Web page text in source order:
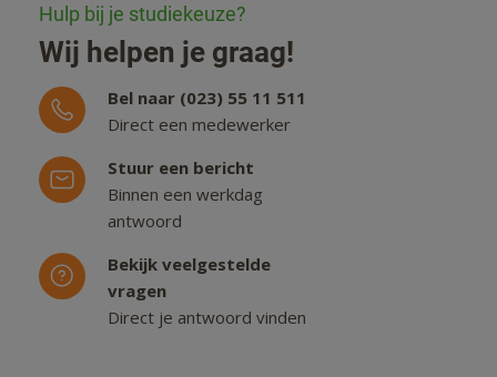
Hulp bij je studiekeuze?
Wij helpen je graag!
Bel naar (023) 55 11 511
Direct een medewerker
Stuur een bericht
Binnen een werkdag
antwoord
Bekijk veelgestelde
vragen
Direct je antwoord vinden